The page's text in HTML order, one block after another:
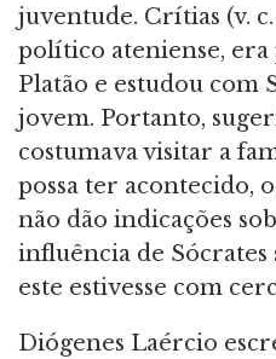
juventude. Crítias (v.
político ateniense,
Platão e estudou com
jovem. Portanto,
costumava visitar a
possa ter acontecido,
não dão indicações
influência de Sócrates
este estivesse com
Diógenes Laércio